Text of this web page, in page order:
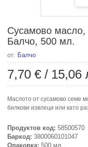
Сусамово масло,
Балчо, 500 мл.
от: Балчо
7,70 € / 15,06
Маслото от сусамово семе
билкови извлеци или като
Продуктов код: 58500570
Баркод: 3800060101047
Опаковка: 500 мл.